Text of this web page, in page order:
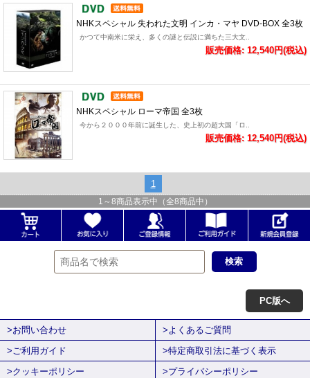
NHKスペシャル 失われた文明 インカ・マヤ DVD-BOX 全3枚
かつて中南米に栄え、多くの謎と伝説に満ちた三大文..
販売価格: 12,540円(税込)
NHKスペシャル ローマ帝国 全3枚
今から２０００年前に誕生した、史上初の超大国「ロ..
販売価格: 12,540円(税込)
1
1 ～ 8商品表示中（全8商品中）
PC版へ
>お問い合わせ
>よくあるご質問
>ご利用ガイド
>特定商取引法に基づく表示
>クッキーポリシー
>プライバシーポリシー